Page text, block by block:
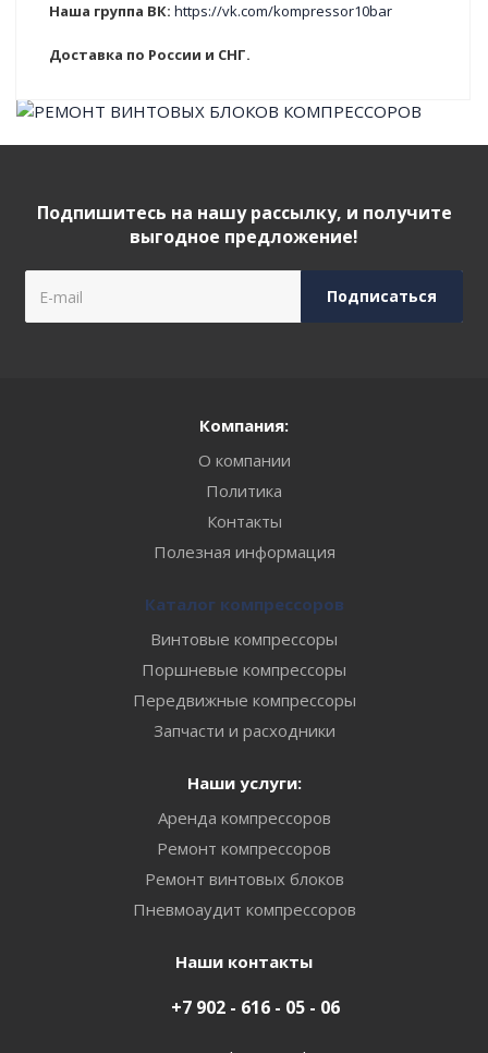
Наша группа ВК: https://vk.com/kompressor10bar
Доставка по России и СНГ.
Подпишитесь на нашу рассылку, и получите
выгодное предложение!
Компания:
О компании
Политика
Контакты
Полезная информация
Каталог компрессоров
Винтовые компрессоры
Поршневые компрессоры
Передвижные компрессоры
Запчасти и расходники
Наши услуги:
Аренда компрессоров
Ремонт компрессоров
Ремонт винтовых блоков
Пневмоаудит компрессоров
Наши контакты
+7 902 - 616 - 05 - 06